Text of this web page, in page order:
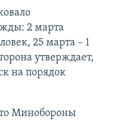
2 марта
25 марта – 1
утверждает,
на порядок
Минобороны